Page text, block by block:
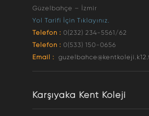
Güzelbahçe – İzmir
Yol Tarifi İçin Tıklayınız.
Telefon : 0(232) 234-5561/62
Telefon : 0(533) 150-0656
Email :
Karşıyaka Kent Koleji